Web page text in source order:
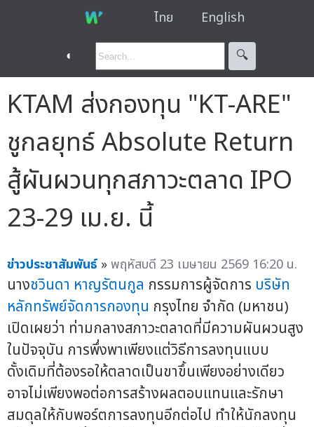
ไทย English
◐ 🔍︎
KTAM ส่งกองทุน "KT-ARE"
ชูกลยุทธ์ Absolute Return
สู้ผันผวนทุกสภาวะตลาด IPO
23-29 เม.ย. นี้
ข่าวประชาสัมพันธ์ »พฤหัสบดี 23 เมษายน 2569 16:20 น.
นางชวินดา หาญรัตนกูล กรรมการผู้จัดการ บริษัท
หลักทรัพย์จัดการกองทุน กรุงไทย จำกัด (มหาชน)
เปิดเผยว่า ท่ามกลางสภาวะตลาดที่มีความผันผวนสูง
ในปัจจุบัน การพึ่งพาเพียงแต่วิธีการลงทุนแบบ
ดั้งเดิมที่ต้องรอให้ตลาดเป็นขาขึ้นเพียงอย่างเดียว
อาจไม่เพียงพอต่อการสร้างผลตอบแทนและรักษา
สมดุลให้กับพอร์ตการลงทุนอีกต่อไป ทำให้นักลงทุน